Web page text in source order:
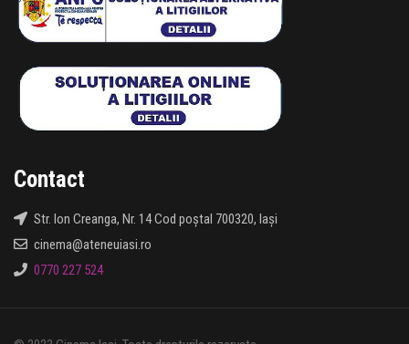
Contact
Str. Ion Creanga, Nr. 14 Cod poștal 700320, Iași
cinema@ateneuiasi.ro
0770 227 524